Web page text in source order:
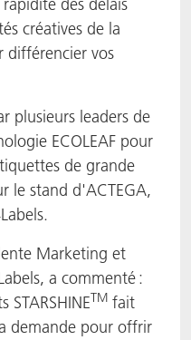
créatives de la
différencier vos
plusieurs leaders de
ECOLEAF pour
de grande
le stand d'ACTEGA,
Marketing et
a commenté :
TM fait
demande pour offrir